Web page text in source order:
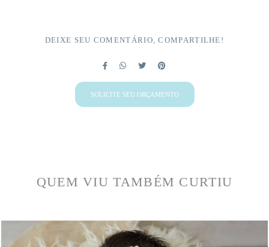
DEIXE SEU COMENTÁRIO, COMPARTILHE!
SOLICITE SEU ORÇAMENTO
QUEM VIU TAMBÉM CURTIU